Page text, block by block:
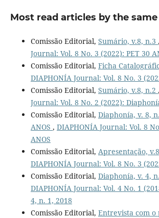
Most read articles by the
Comissão Editorial, Sumário, v.8, n.3 ,
Journal: Vol. 8 No. 3 (2022): PET 30
Comissão Editorial, Ficha
DIAPHONÍA Journal: Vol. 8 No. 3
Comissão Editorial, Sumário, v.8, n.2 ,
Journal: Vol. 8 No. 2 (2022):
Comissão Editorial, Diaphonía, v. 8,
ANOS , DIAPHONÍA Journal: Vol. 8
ANOS
Comissão Editorial, Apresentação,
DIAPHONÍA Journal: Vol. 8 No. 3
Comissão Editorial, Diaphonía, v. 4,
DIAPHONÍA Journal: Vol. 4 No. 1
4, n. 1, 2018
Comissão Editorial, Entrevista com o